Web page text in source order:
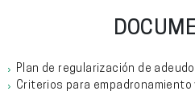
Plan de regularización de
Criterios para